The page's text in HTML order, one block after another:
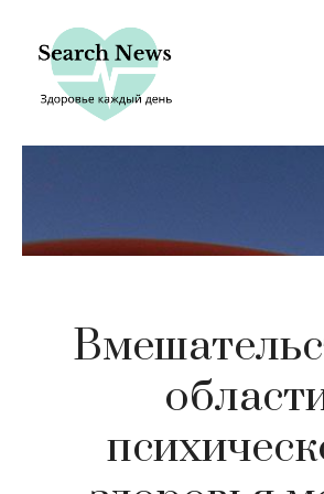
содержимому